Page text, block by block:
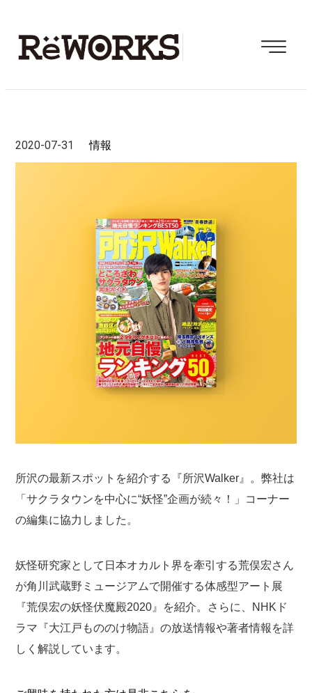
2020-07-31 情報
所沢の最新スポットを紹介する『所沢Walker 』。弊社は
「サクラタウンを中心に“妖怪”企画が続々！」
コーナー
の編集に協力しました。
妖怪研究家として日本オカルト界を牽引する荒俣宏さん
が角川武蔵野ミュージアムで開催する体感型アート展
『荒俣宏の妖怪伏魔殿2020 』を紹介。 さらに、 NHK ド
ラマ『大江戸もののけ物語』の放送情報や著者情報を詳
しく解説しています。